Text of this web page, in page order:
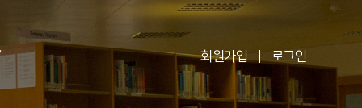
회원가입 로그인